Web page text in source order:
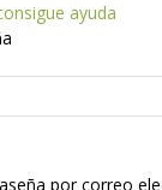
ayuda
por correo